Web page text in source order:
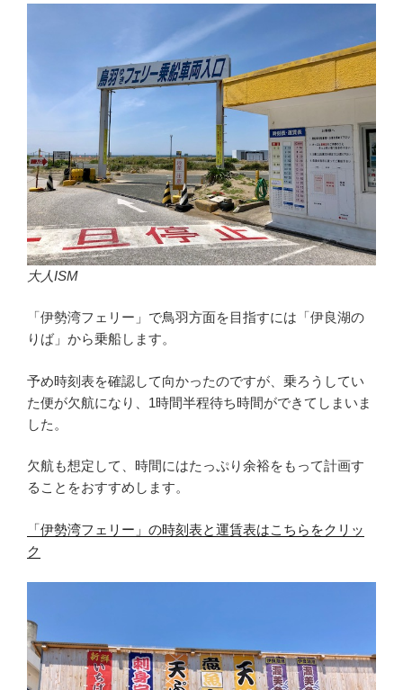
大人ISM
「伊勢湾フェリー」で鳥羽方面を目指すには「伊良湖の
りば」から乗船します。
予め時刻表を確認して向かったのですが、乗ろうしてい
た便が欠航になり、1時間半程待ち時間ができてしまいま
した。
欠航も想定して、時間にはたっぷり余裕をもって計画す
ることをおすすめします。
「伊勢湾フェリー」の時刻表と運賃表はこちらをクリッ
ク